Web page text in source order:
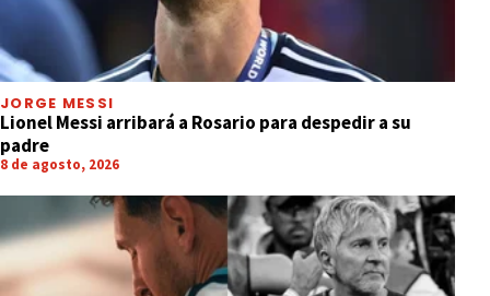
JORGE MESSI
Lionel Messi arribará a Rosario para despedir a su
padre
8 de agosto, 2026